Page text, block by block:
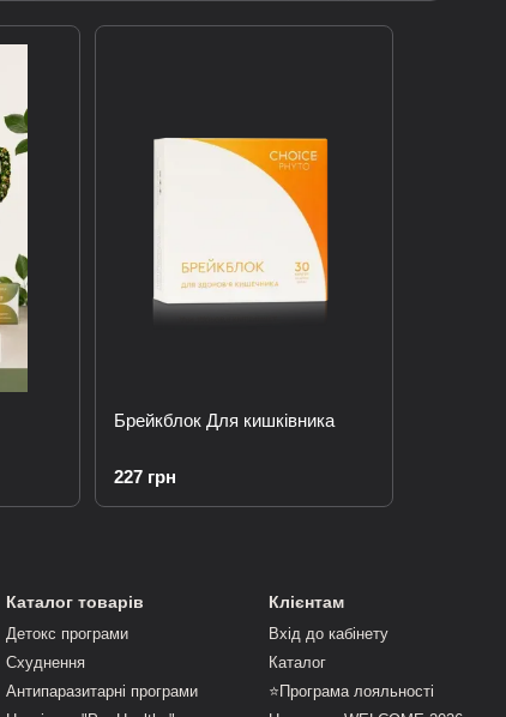
Брейкблок Для кишківника
227 грн
Каталог товарів
Детокс програми
Схуднення
Антипаразитарні програми
Клієнтам
Вхід до кабінету
Каталог
⭐Програма лояльності